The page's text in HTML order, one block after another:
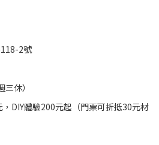
2號
休）
DIY體驗200元起（門票可折抵30元材